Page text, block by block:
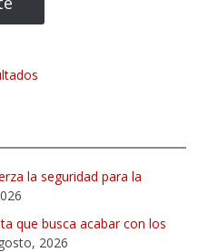
la seguridad para la
que busca acabar con los
2026